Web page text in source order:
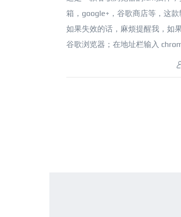
箱，google+，谷歌商店等，这
如果失效的话，麻烦提醒我，如
谷歌浏览器；在地址栏输入